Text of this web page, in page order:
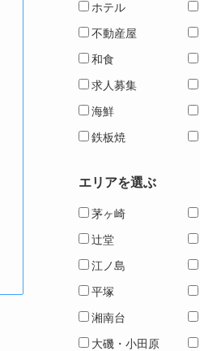
ホテル
不動産屋
和食
求人募集
海鮮
鉄板焼
エリアを選ぶ
茅ヶ崎
辻堂
江ノ島
平塚
湘南台
大磯・小田原